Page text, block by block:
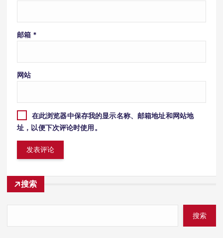
邮箱 *
网站
在此浏览器中保存我的显示名称、邮箱地址和网站地
址，以便下次评论时使用。
搜索
搜索